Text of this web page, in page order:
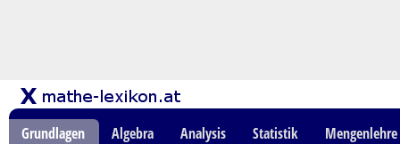
Grundlagen Algebra Analysis Statistik Mengenlehre